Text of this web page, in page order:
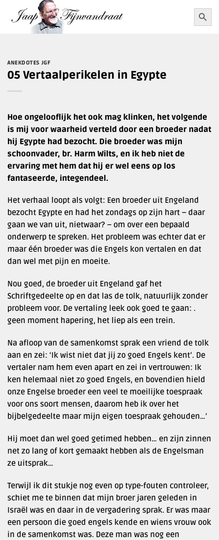
naar
Zoek
naar:
ANEKDOTES JGF
05 Vertaalperikelen in Egypte
Hoe ongelooflijk het ook mag klinken, het volgende
is mij voor waarheid verteld door een broeder nadat
hij Egypte had bezocht. Die broeder was mijn
schoonvader, br. Harm Wilts, en ik heb niet de
ervaring met hem dat hij er wel eens op los
fantaseerde, integendeel.
Het verhaal loopt als volgt: Een broeder uit Engeland
bezocht Egypte en had het zondags op zijn hart – daar
gaan we van uit, nietwaar? – om over een bepaald
onderwerp te spreken. Het probleem was echter dat er
maar één broeder was die Engels kon vertalen en dat
dan wel met pijn en moeite.
Nou goed, de broeder uit Engeland gaf het
Schriftgedeelte op en dat las de tolk, natuurlijk zonder
probleem voor. De vertaling leek ook goed te gaan: .
geen moment hapering, het liep als een trein.
Na afloop van de samenkomst sprak een vriend de tolk
aan en zei: ‘Ik wist niet dat jij zo goed Engels kent’. De
vertaler nam hem even apart en zei in vertrouwen: Ik
ken helemaal niet zo goed Engels, en bovendien hield
onze Engelse broeder een veel te moeilijke toespraak
voor ons soort mensen, daarom heb ik over het
bijbelgedeelte maar mijn eigen toespraak gehouden…’
Hij moet dan wel goed getimed hebben… en zijn zinnen
net zo lang of kort gemaakt hebben als de Engelsman
ze uitsprak…
Terwijl ik dit stukje nog even op type-fouten controleer,
schiet me te binnen dat mijn broer jaren geleden in
Israël was en daar in de vergadering sprak. Er was maar
een persoon die goed engels kende en wiens vrouw ook
in de samenkomst was. Deze man was nog een